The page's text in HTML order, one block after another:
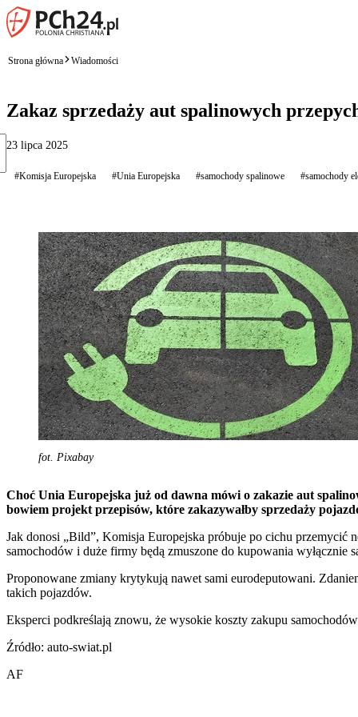
Strona główna Wiadomości
Zakaz sprzedaży aut spalinowych
23 lipca 2025
#Komisja Europejska #Unia Europejska #samochody spalinowe #samochody
fot. Pixabay
Choć Unia Europejska już od dawna mówi o zakazie aut
bowiem projekt przepisów, które zakazywałby sprzedaży
Jak donosi „Bild”, Komisja Europejska próbuje po cichu przemycić
samochodów i duże firmy będą zmuszone do kupowania
Proponowane zmiany krytykują nawet sami eurodeputowani.
takich pojazdów.
Eksperci podkreślają znowu, że wysokie koszty zakupu
Źródło: auto-swiat.pl
AF